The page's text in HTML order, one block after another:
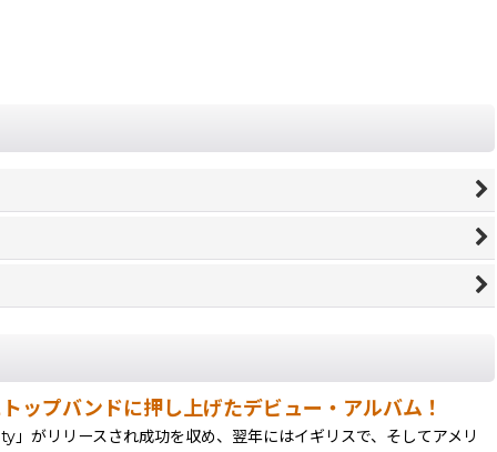
プバンドに押し上げたデビュー・アルバム！
リリースされ成功を収め、翌年にはイギリスで、そしてアメリ